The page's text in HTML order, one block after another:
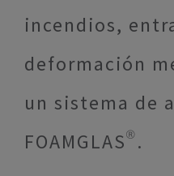
incendios,
deformación
un sistema de
FOAMGLAS®.